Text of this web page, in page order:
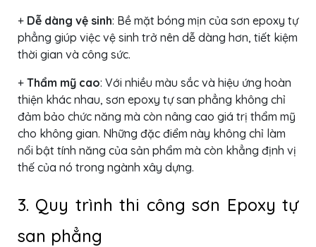
+ Dễ dàng vệ sinh: Bề mặt bóng mịn của sơn epoxy tự
phẳng giúp việc vệ sinh trở nên dễ dàng hơn, tiết kiệm
thời gian và công sức.
+ Thẩm mỹ cao: Với nhiều màu sắc và hiệu ứng hoàn
thiện khác nhau, sơn epoxy tự san phẳng không chỉ
đảm bảo chức năng mà còn nâng cao giá trị thẩm mỹ
cho không gian. Những đặc điểm này không chỉ làm
nổi bật tính năng của sản phẩm mà còn khẳng định vị
thế của nó trong ngành xây dựng.
3. Quy trình thi công sơn Epoxy tự
san phẳng